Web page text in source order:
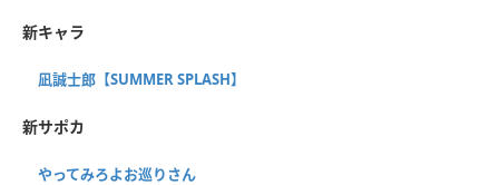
新キャラ
凪誠士郎【SUMMER SPLASH】
新サポカ
やってみろよお巡りさん